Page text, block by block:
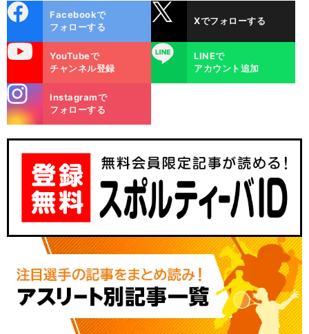
F
ok
Facebookで
フォローする
Xでフォローする
YouTubeで
チャンネル登録
LINE
LINEで
アカウント追加
m
Instagramで
フォローする